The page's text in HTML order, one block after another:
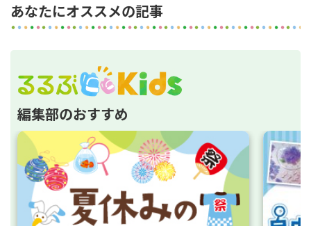
あなたにオススメの記事
編集部のおすすめ